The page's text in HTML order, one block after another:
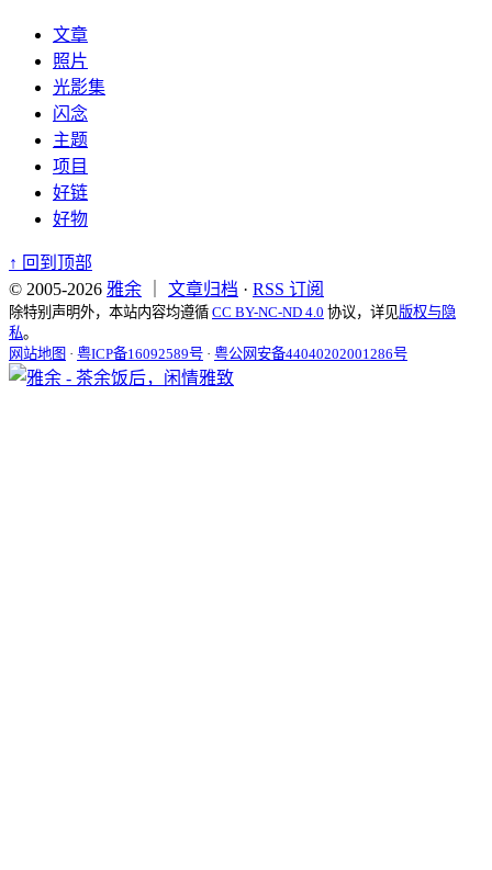
文章
照片
光影集
闪念
主题
项目
好链
好物
↑ 回到顶部
© 2005-2026 雅余 文章归档 · RSS 订阅
除特别声明外，本站内容均遵循 CC BY-NC-ND 4.0 协议，详见版权与隐
私。
网站地图 · 粤ICP备16092589号 · 粤公网安备44040202001286号